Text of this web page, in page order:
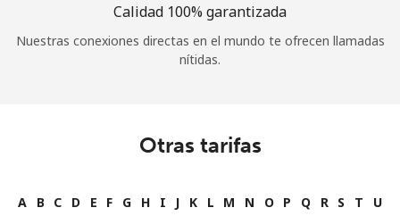
Calidad 100% garantizada
Nuestras conexiones directas en el mundo te ofrecen llamadas
nítidas.
Otras tarifas
A B C D E F G H I J K L M N O P Q R S T
U